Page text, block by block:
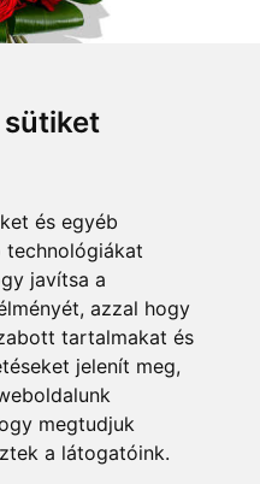
sütiket
és egyéb
technológiákat
javítsa a
azzal hogy
tartalmakat és
jelenít meg,
megtudjuk
a látogatóink.
rózsa
tól
módok